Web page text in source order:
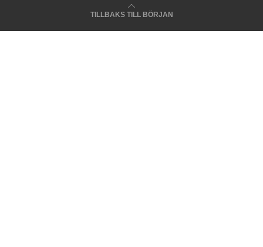
TILLBAKS TILL BÖRJAN